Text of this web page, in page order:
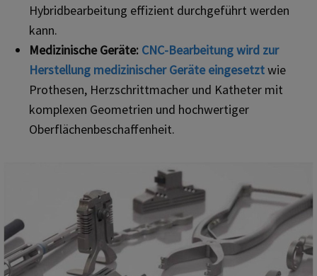
Hybridbearbeitung effizient durchgeführt werden
kann.
Medizinische Geräte: CNC-Bearbeitung wird zur
Herstellung medizinischer Geräte eingesetztwie
Prothesen, Herzschrittmacher und Katheter mit
komplexen Geometrien und hochwertiger
Oberflächenbeschaffenheit.